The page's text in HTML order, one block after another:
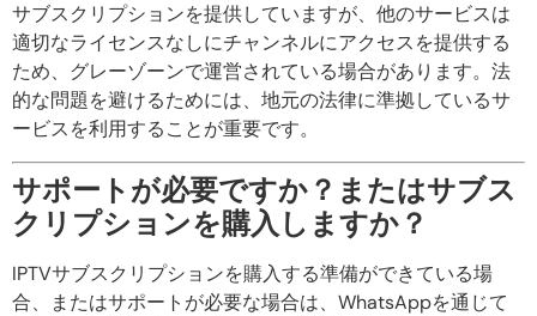
サブスクリプションを提供していますが、他のサービスは
適切なライセンスなしにチャンネルにアクセスを提供する
ため、グレーゾーンで運営されている場合があります。法
的な問題を避けるためには、地元の法律に準拠しているサ
ービスを利用することが重要です。
サポートが必要ですか？またはサブス
クリプションを購入しますか？
IPTVサブスクリプションを購入する準備ができている場
合、またはサポートが必要な場合は、WhatsAppを通じて